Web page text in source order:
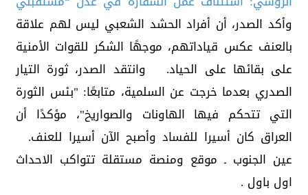
وأكد الصدر، أن أفراد الحشد الشعبي ليس لهم علاقة
بالعنف عكس قياداتهم، موجهًا الشكر للقوات الأمنية
على بقائها على الحياد. وانتقد الصدر، ثورة التيار
الصدري بعدما خرجت عن السلمية، متابعًا: "بئس الثورة
التي تتحكم فيها الهاونات والصواريخ"، مؤكدًا أن
العراق كان أسيرا للفساد وأصبح الآن أسيرا للعنف.
عين الجنوب ـ موقع ومنصة مستقلة تتواكب الاحداث
اول باول .